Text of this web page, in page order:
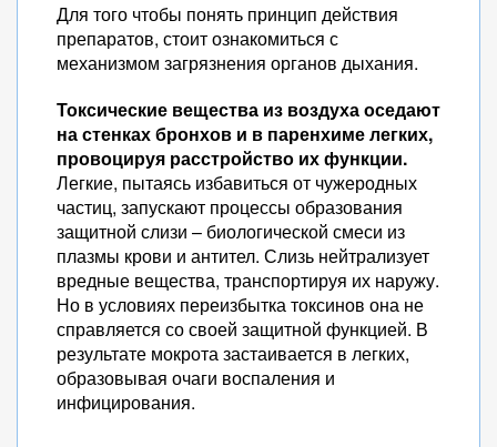
Для того чтобы понять принцип действия
препаратов, стоит ознакомиться с
механизмом загрязнения органов дыхания.
Токсические вещества из воздуха оседают
на стенках бронхов и в паренхиме легких,
провоцируя расстройство их функции.
Легкие, пытаясь избавиться от чужеродных
частиц, запускают процессы образования
защитной слизи – биологической смеси из
плазмы крови и антител. Слизь нейтрализует
вредные вещества, транспортируя их наружу.
Но в условиях переизбытка токсинов она не
справляется со своей защитной функцией. В
результате мокрота застаивается в легких,
образовывая очаги воспаления и
инфицирования.